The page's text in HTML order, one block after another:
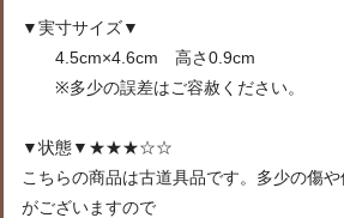
▼実寸サイズ▼
4.5cm×4.6cm 高さ0.9cm
※多少の誤差はご容赦ください。
▼状態▼★★★☆☆
こちらの商品は古道具品です。多少の傷
がございますので